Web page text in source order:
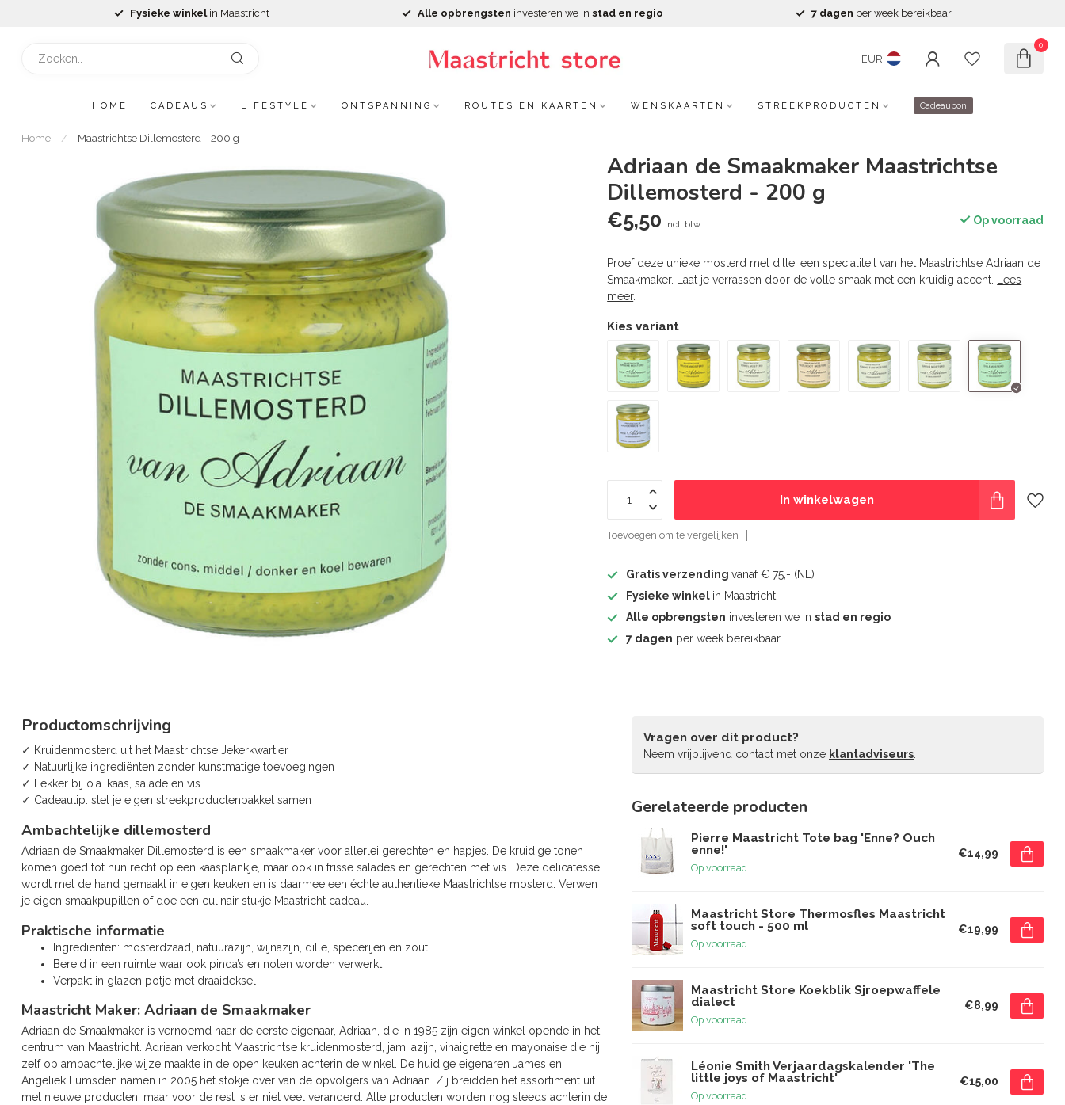
Fysieke winkel in Maastricht Alle opbrengsten investeren we in stad en regio 7 dagen per week bereikbaar
EUR
0
HOME CADEAUS LIFESTYLE ONTSPANNING ROUTES EN KAARTEN WENSKAARTEN STREEKPRODUCTEN Cadeaubon
Home / Maastrichtse Dillemosterd - 200 g
Adriaan de Smaakmaker Maastrichtse
Dillemosterd - 200 g
€5,50 Incl. btw Op voorraad
Proef deze unieke mosterd met dille, een specialiteit van het Maastrichtse Adriaan de
Smaakmaker. Laat je verrassen door de volle smaak met een kruidig accent.
Lees
meer.
Kies variant
In winkelwagen
Toevoegen om te vergelijken
Gratis verzendingvanaf € 75,- (NL)
Fysieke winkel in Maastricht
Alle opbrengsten investeren we instad en regio
7 dagen per week bereikbaar
Productomschrijving
✓ Kruidenmosterd uit het Maastrichtse Jekerkwartier
✓ Natuurlijke ingrediënten zonder kunstmatige toevoegingen
✓ Lekker bij o.a. kaas, salade en vis
✓ Cadeautip: stel je eigen streekproductenpakket samen
Ambachtelijke dillemosterd
Adriaan de Smaakmaker Dillemosterd is een smaakmaker voor allerlei gerechten en hapjes. De kruidige tonen
komen goed tot hun recht op een kaasplankje, maar ook in frisse salades en gerechten met vis. Deze delicatesse
wordt met de hand gemaakt in eigen keuken en is daarmee een échte authentieke Maastrichtse mosterd. Verwen
je eigen smaakpupillen of doe een culinair stukje Maastricht cadeau.
Praktische informatie
Ingrediënten: mosterdzaad, natuurazijn, wijnazijn, dille, specerijen en zout
Bereid in een ruimte waar ook pinda’s en noten worden verwerkt
Verpakt in glazen potje met draaideksel
Maastricht Maker: Adriaan de Smaakmaker
Adriaan de Smaakmaker is vernoemd naar de eerste eigenaar, Adriaan, die in 1985 zijn eigen winkel opende in het
centrum van Maastricht. Adriaan verkocht Maastrichtse kruidenmosterd, jam, azijn, vinaigrette en mayonaise die hij
zelf op ambachtelijke wijze maakte in de open keuken achterin de winkel. De huidige eigenaren James en
Angeliek Lumsden namen in 2005 het stokje over van de opvolgers van Adriaan. Zij breidden het assortiment uit
met nieuwe producten, maar voor de rest is er niet veel veranderd. Alle producten worden nog steeds achterin de
Vragen over dit product?
Neem vrijblijvend contact met onze klantadviseurs
Gerelateerde producten
Pierre Maastricht Tote bag 'Enne? Ouch
enne!'
Op voorraad
€14,99
Maastricht Store Thermosfles Maastricht
soft touch - 500 ml
Op voorraad
€19,99
Maastricht Store Koekblik Sjroepwaffele
dialect
Op voorraad
€8,99
Léonie Smith Verjaardagskalender 'The
little joys of Maastricht'
Op voorraad
€15,00